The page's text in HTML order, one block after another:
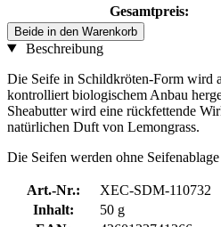
Gesamtpreis:
Beide in den Warenkorb
Beschreibung
Die Seife in Schildkröten-Form wird
kontrolliert biologischem Anbau
Sheabutter wird eine rückfettende
natürlichen Duft von Lemongrass.
Die Seifen werden ohne
Art.-Nr.:
XEC-SDM-110732
Inhalt:
50 g